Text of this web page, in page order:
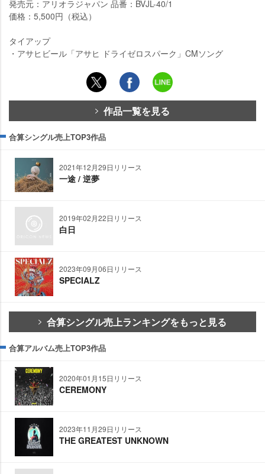
発売元：アリオラジャパン 品番：BVJL-40/1
価格：5,500円（税込）
タイアップ
・アサヒビール「アサヒ ドライゼロスパーク」CMソング
作品一覧を見る
合算シングル売上TOP3作品
2021年12月29日リリース
一途 / 逆夢
2019年02月22日リリース
白日
2023年09月06日リリース
SPECIALZ
合算シングル売上ランキングをもっと見る
合算アルバム売上TOP3作品
2020年01月15日リリース
CEREMONY
2023年11月29日リリース
THE GREATEST UNKNOWN